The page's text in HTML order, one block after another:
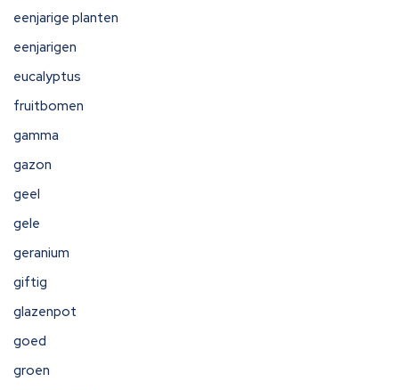
eenjarige planten
eenjarigen
eucalyptus
fruitbomen
gamma
gazon
geel
gele
geranium
giftig
glazenpot
goed
groen